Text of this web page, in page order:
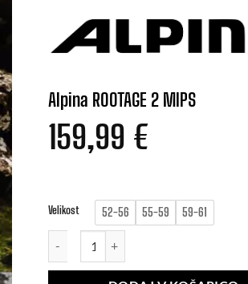
Alpina ROOTAGE 2 MIPS
159,99 €
Velikost 52-56 55-59 59-61